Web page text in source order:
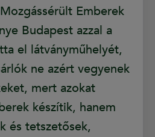
Emberek
Budapest azzal a
el látványműhelyét,
ne azért vegyenek
mert azokat
készítik, hanem
és tetszetősek,